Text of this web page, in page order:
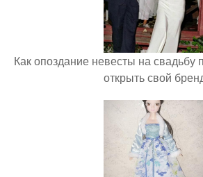
Как опоздание невесты на свадьбу
открыть свой